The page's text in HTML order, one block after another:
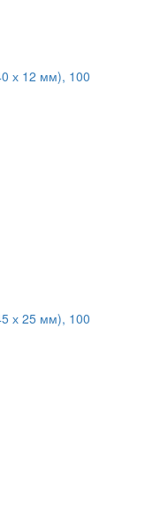
х 12 мм), 100
х 25 мм), 100